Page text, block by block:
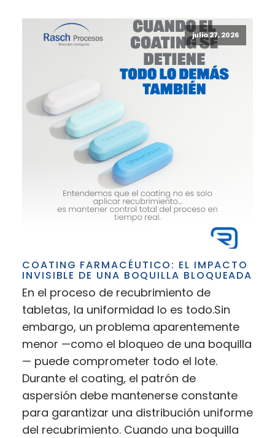
julio 27, 2026
COATING FARMACÉUTICO: EL IMPACTO
INVISIBLE DE UNA BOQUILLA BLOQUEADA
En el proceso de recubrimiento de
tabletas, la uniformidad lo es todo.Sin
embargo, un problema aparentemente
menor —como el bloqueo de una boquilla
— puede comprometer todo el lote.
Durante el coating, el patrón de
aspersión debe mantenerse constante
para garantizar una distribución uniforme
del recubrimiento. Cuando una boquilla